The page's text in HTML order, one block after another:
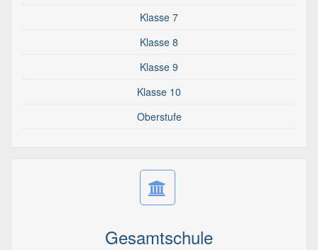
Klasse 7
Klasse 8
Klasse 9
Klasse 10
Oberstufe
Gesamtschule